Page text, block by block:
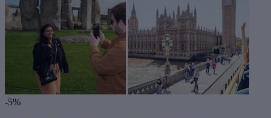
-5%